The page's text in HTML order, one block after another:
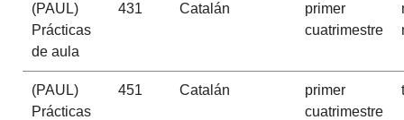
(PAUL)
Prácticas
de aula
431 Catalán
primer
cuatrimestre
(PAUL)
Prácticas
451 Catalán
primer
cuatrimestre